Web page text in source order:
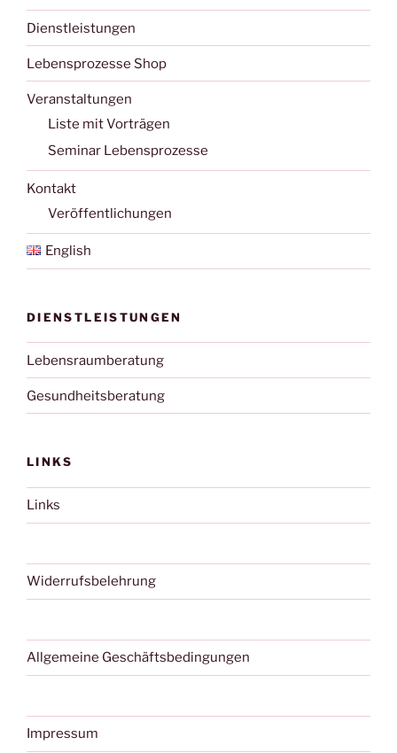
Dienstleistungen
Lebensprozesse Shop
Veranstaltungen
Liste mit Vorträgen
Seminar Lebensprozesse
Kontakt
Veröffentlichungen
English
DIENSTLEISTUNGEN
Lebensraumberatung
Gesundheitsberatung
LINKS
Links
Widerrufsbelehrung
Allgemeine Geschäftsbedingungen
Impressum